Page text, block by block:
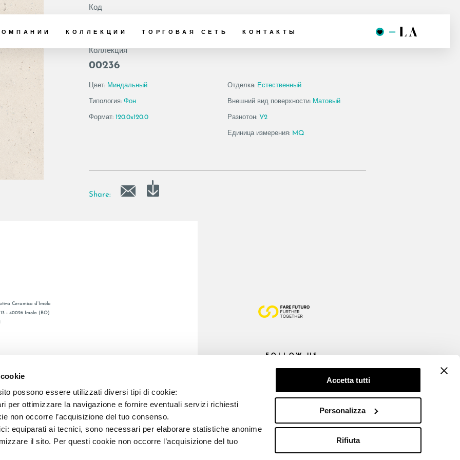
possono essere utilizzati diversi tipi di cookie:
per ottimizzare la navigazione e fornire eventuali servizi richiesti
non occorre l’acquisizione del tuo consenso.
equiparati ai tecnici, sono necessari per elaborare statistiche anonime
il sito. Per questi cookie non occorre l’acquisizione del tuo
Accetta tutti
Personalizza
Rifiuta
КОЛЛЕКЦИИ ТОРГОВАЯ СЕТЬ КОНТАКТЫ
Код
Коллекция
00236
Цвет: Миндальный
Типология: Фон
Формат: 120.0x120.0
Отделка: Естественный
Внешний вид поверхности: Матовый
Разнотон: V2
Единица измерения: MQ
Share:
Ceramica d’Imola
- 40026 Imola (BO)
FOLLOW US
E REG. IMPR. BO 00286900378 R.E.A. BO 5545